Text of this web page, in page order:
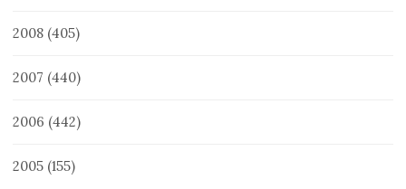
2008 (405)
2007 (440)
2006 (442)
2005 (155)